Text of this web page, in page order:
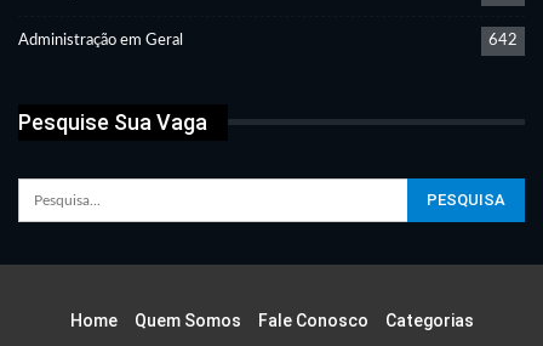
Administração em Geral 642
Pesquise Sua Vaga
Home Quem Somos Fale Conosco
Categorias